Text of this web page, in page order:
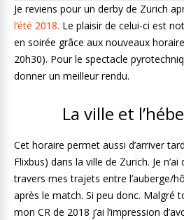
Je reviens pour un derby de Zürich
l’été 2018. Le plaisir de celui-ci est
en soirée grâce aux nouveaux
20h30). Pour le spectacle
donner un meilleur rendu.
La ville et
Cet horaire permet aussi d’arriver
Flixbus) dans la ville de Zurich. Je
travers mes trajets entre l’auberge/
après le match. Si peu donc. Malgré
mon CR de 2018 j’ai l’impression